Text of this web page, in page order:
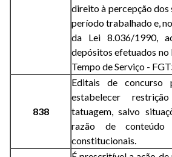
direito à percepção
período trabalhado e,
da Lei 8.036/1990,
depósitos efetuados no
Tempo de Serviço -
838
Editais de concurso
estabelecer
tatuagem, salvo
razão de
constitucionais.